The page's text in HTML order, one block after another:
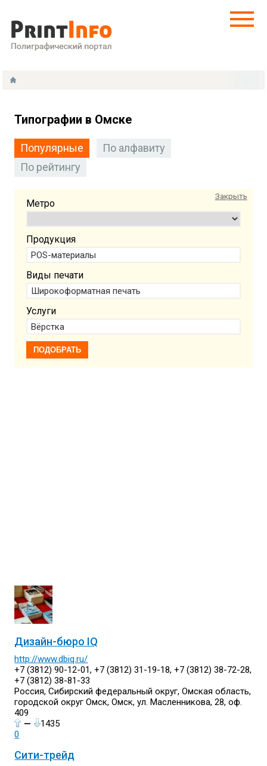
Типографии в Омске
Популярные
По алфавиту
По рейтингу
Закрыть
Метро
Продукция
Виды печати
Услуги
Дизайн-бюро IQ
http://www.dbiq.ru/
+7 (3812) 90-12-01, +7 (3812) 31-19-18, +7 (3812) 38-72-28,
+7 (3812) 38-81-33
Россия, Сибирский федеральный округ, Омская область,
городской округ Омск, Омск, ул. Масленникова, 28, оф.
409
—
1435
0
Сити-трейд